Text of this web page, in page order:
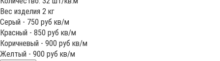
Вес изделия 2 кг
Серый - 750 руб кв/м
Красный - 850 руб кв/м
Коричневый - 900 руб кв/м
Желтый - 900 руб кв/м